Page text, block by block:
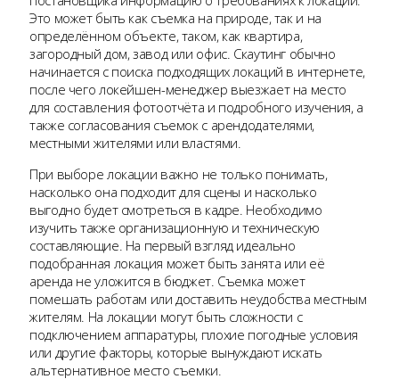
Это может быть как съемка на природе, так и на
определённом объекте, таком, как квартира,
загородный дом, завод или офис. Скаутинг обычно
начинается с поиска подходящих локаций в интернете,
после чего локейшен-менеджер выезжает на место
для составления фотоотчёта и подробного изучения, а
также согласования съемок с арендодателями,
местными жителями или властями.
При выборе локации важно не только понимать,
насколько она подходит для сцены и насколько
выгодно будет смотреться в кадре. Необходимо
изучить также организационную и техническую
составляющие. На первый взгляд идеально
подобранная локация может быть занята или её
аренда не уложится в бюджет. Съемка может
помешать работам или доставить неудобства местным
жителям. На локации могут быть сложности с
подключением аппаратуры, плохие погодные условия
или другие факторы, которые вынуждают искать
альтернативное место съемки.